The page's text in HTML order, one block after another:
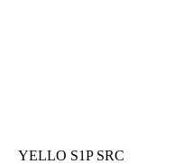
YELLO S1P SRC